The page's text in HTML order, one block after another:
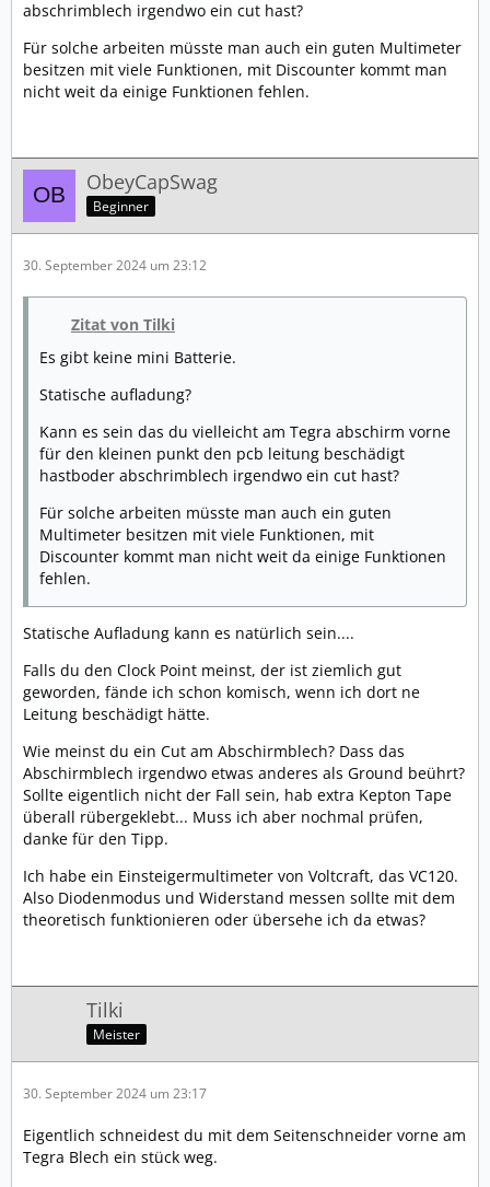
abschrimblech irgendwo ein cut hast?
Für solche arbeiten müsste man auch ein guten Multimeter
besitzen mit viele Funktionen, mit Discounter kommt man
nicht weit da einige Funktionen fehlen.
ObeyCapSwag
Beginner
30. September 2024 um 23:12
Zitat von Tilki
Es gibt keine mini Batterie.
Statische aufladung?
Kann es sein das du vielleicht am Tegra abschirm vorne
für den kleinen punkt den pcb leitung beschädigt
hastboder abschrimblech irgendwo ein cut hast?
Für solche arbeiten müsste man auch ein guten
Multimeter besitzen mit viele Funktionen, mit
Discounter kommt man nicht weit da einige Funktionen
fehlen.
Statische Aufladung kann es natürlich sein....
Falls du den Clock Point meinst, der ist ziemlich gut
geworden, fände ich schon komisch, wenn ich dort ne
Leitung beschädigt hätte.
Wie meinst du ein Cut am Abschirmblech? Dass das
Abschirmblech irgendwo etwas anderes als Ground beührt?
Sollte eigentlich nicht der Fall sein, hab extra Kepton Tape
überall rübergeklebt... Muss ich aber nochmal prüfen,
danke für den Tipp.
Ich habe ein Einsteigermultimeter von Voltcraft, das VC120.
Also Diodenmodus und Widerstand messen sollte mit dem
theoretisch funktionieren oder übersehe ich da etwas?
Tilki
Meister
30. September 2024 um 23:17
Eigentlich schneidest du mit dem Seitenschneider vorne am
Tegra Blech ein stück weg.